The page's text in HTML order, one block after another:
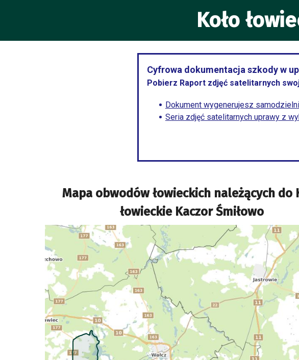
Koło
Cyfrowa dokumentacja szkody w
Pobierz Raport zdjęć satelitarnych
Dokument wygenerujesz
Seria zdjęć satelitarnych uprawy z
Mapa obwodów łowieckich należących do
łowieckie Kaczor Śmiłowo